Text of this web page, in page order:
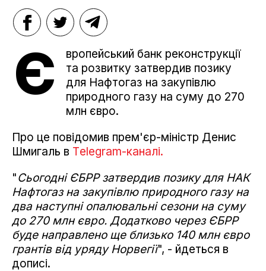
Є
вропейський банк реконструкції
та розвитку затвердив позику
для Нафтогаз на закупівлю
природного газу на суму до 270
млн євро.
Про це повідомив прем'єр-міністр Денис
Шмигаль в Тelegram-каналі.
"Сьогодні ЄБРР затвердив позику для НАК
Нафтогаз на закупівлю природного газу на
два наступні опалювальні сезони на суму
до 270 млн євро. Додатково через ЄБРР
буде направлено ще близько 140 млн євро
грантів від уряду Норвегії", - йдеться в
дописі.